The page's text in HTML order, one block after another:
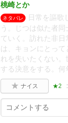
桃崎とか
ネタバレ
日常を謳
う。じつは似た者
ていく。訪れた非
は、キョンにとっ
れを失いたくない
する決意をする。
ナイス ★2